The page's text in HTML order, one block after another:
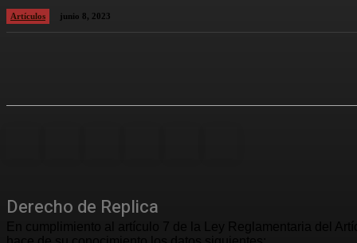
Artículos junio 8, 2023
Derecho de Replica